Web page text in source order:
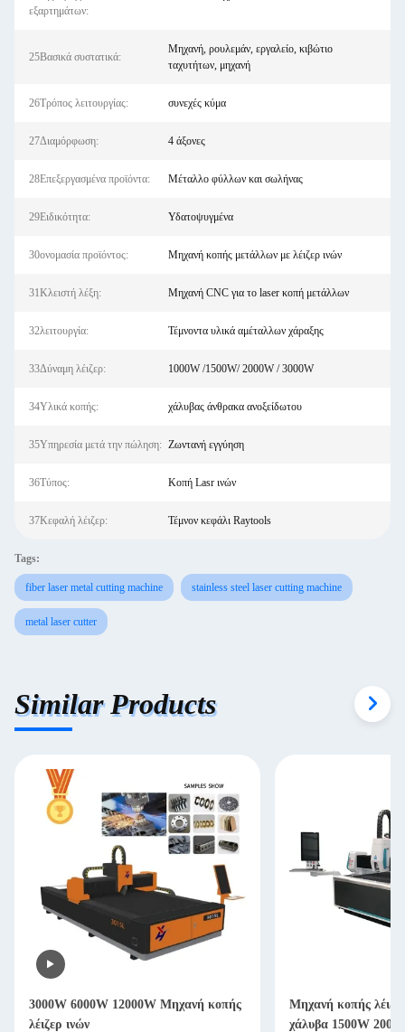
εξαρτημάτων:
25Βασικά συστατικά:
Μηχανή, ρουλεμάν, εργαλείο, κιβώτιο
ταχυτήτων, μηχανή
26Τρόπος λειτουργίας: συνεχές κύμα
27Διαμόρφωση: 4 άξονες
28Επεξεργασμένα προϊόντα: Μέταλλο φύλλων και σωλήνας
29Ειδικότητα: Υδατοψυγμένα
30ονομασία προϊόντος: Μηχανή κοπής μετάλλων με λέιζερ ινών
31Κλειστή λέξη: Μηχανή CNC για το laser κοπή μετάλλων
32λειτουργία: Τέμνοντα υλικά αμέταλλων χάραξης
33Δύναμη λέιζερ: 1000W /1500W/ 2000W / 3000W
34Υλικά κοπής: χάλυβας άνθρακα ανοξείδωτου
35Υπηρεσία μετά την πώληση: Ζωντανή εγγύηση
36Τύπος: Κοπή Lasr ινών
37Κεφαλή λέιζερ: Τέμνον κεφάλι Raytools
Tags:
fiber laser metal cutting machine stainless steel laser cutting machine
metal laser cutter
Similar Products
3000W 6000W 12000W Μηχανή κοπής
λέιζερ ινών
Μηχανή κοπής
χάλυβα 1500W